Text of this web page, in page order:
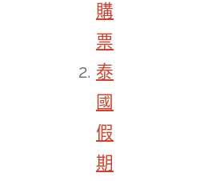
購
票
泰
國
假
期